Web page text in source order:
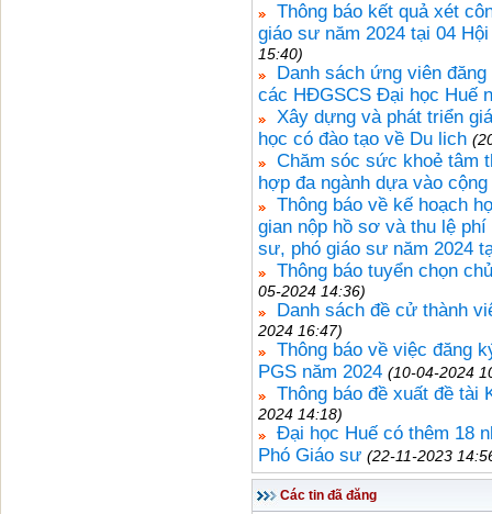
Thông báo kết quả xét
giáo sư năm 2024 tại 04
15:40)
Danh sách ứng viên
các HĐGSCS Đại học Huế
Xây dựng và phát triển
học có đào tạo về Du lich
Chăm sóc sức khoẻ tâm
hợp đa ngành dựa vào cộng
Thông báo về kế hoạch
gian nộp hồ sơ và thu lệ
sư, phó giáo sư năm 2024
Thông báo tuyển chọn
05-2024 14:36)
Danh sách đề cử thành
2024 16:47)
Thông báo về việc đăng
PGS năm 2024 (10-04-2024
Thông báo đề xuất đề tài
2024 14:18)
Đại học Huế có thêm 18
Phó Giáo sư (22-11-2023
Các tin đã đăng